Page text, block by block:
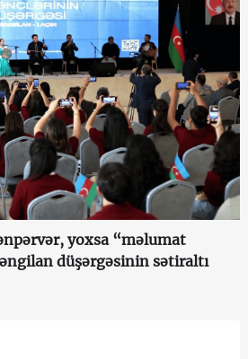
yoxsa “məlumat
düşərgəsinin sətiraltı